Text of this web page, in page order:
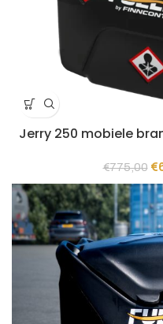
Jerry 250 mobiele
€775,00 €